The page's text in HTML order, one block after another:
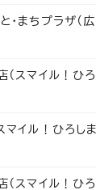
・まちプラザ（
スマイル！ひ
マイル！ひろ
スマイル！ひ